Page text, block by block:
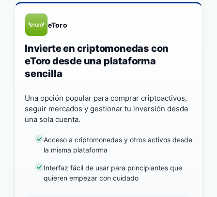
eToro
Invierte en criptomonedas con
eToro desde una plataforma
sencilla
Una opción popular para comprar criptoactivos,
seguir mercados y gestionar tu inversión desde
una sola cuenta.
Acceso a criptomonedas y otros activos desde
la misma plataforma
Interfaz fácil de usar para principiantes que
quieren empezar con cuidado